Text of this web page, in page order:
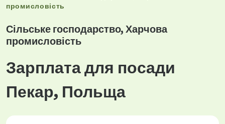
промисловість
Сільське господарство, Харчова
промисловість
Зарплата для посади
Пекар, Польща